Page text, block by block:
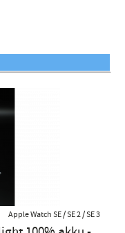
Apple Watch SE / SE 2 / SE 3